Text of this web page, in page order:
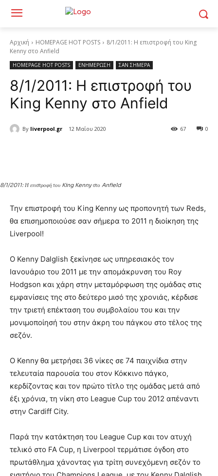
Αρχική HOMEPAGE HOT POSTS
8/1/2011: Η επιστροφή του King
Kenny στο Anfield
HOMEPAGE HOT POSTS ΕΝΗΜΕΡΩΣΗ ΣΑΝ ΣΗΜΕΡΑ
8/1/2011: Η επιστροφή του
King Kenny στο Anfield
By liverpool.gr 12 Μαΐου 2020 0
67
8/1/2011: Η επιστροφή του King Kenny στο Anfield
Την επιστροφή του King Kenny ως προπονητή των Reds,
θα επισημοποιούσε σαν σήμερα το 2011 η διοίκηση της
Liverpool!
O Kenny Dalglish ξεκίνησε ως υπηρεσιακός τον
Ιανουάριο του 2011 με την απομάκρυνση του Roy
Hodgson και χάρη στην μεταμόρφωση της ομάδας στις
εμφανίσεις της στο δεύτερο μισό της χρονιάς, κέρδισε
την τριετή επέκταση του συμβολαίου του και την
μονιμοποίησή του στην άκρη του πάγκου στο τέλος της
σεζόν.
Ο Kenny θα μετρήσει 36 νίκες σε 74 παιχνίδια στην
τελευταία παρουσία του στον Κόκκινο πάγκο,
κερδίζοντας και τον πρώτο τίτλο της ομάδας μετά από
έξι χρόνια, τη νίκη στο League Cup του 2012 απέναντι
στην Cardiff City.
Παρά την κατάκτηση του League Cup και τον ατυχή
τελικό στο FA Cup, η Liverpool τερμάτισε όγδοη στο
πρωτάθλημα χάνοντας για τρίτη συνεχόμενη σεζόν το